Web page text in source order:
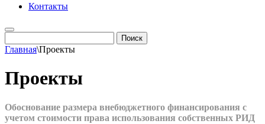
Контакты
Главная\Проекты
Проекты
Обоснование размера внебюджетного финансирования с
учетом стоимости права использования собственных РИД